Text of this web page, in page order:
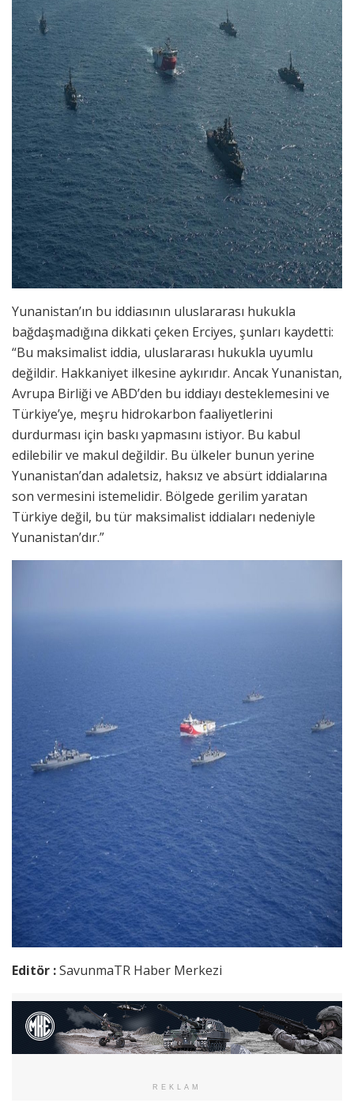
Yunanistan’ın bu iddiasının uluslararası hukukla
bağdaşmadığına dikkati çeken Erciyes, şunları kaydetti:
“Bu maksimalist iddia, uluslararası hukukla uyumlu
değildir. Hakkaniyet ilkesine aykırıdır. Ancak Yunanistan,
Avrupa Birliği ve ABD’den bu iddiayı desteklemesini ve
Türkiye’ye, meşru hidrokarbon faaliyetlerini
durdurması için baskı yapmasını istiyor. Bu kabul
edilebilir ve makul değildir. Bu ülkeler bunun yerine
Yunanistan’dan adaletsiz, haksız ve absürt iddialarına
son vermesini istemelidir. Bölgede gerilim yaratan
Türkiye değil, bu tür maksimalist iddiaları nedeniyle
Yunanistan’dır.”
Editör :SavunmaTR Haber Merkezi
REKLAM